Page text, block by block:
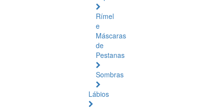
Rímel
e
Máscaras
de
Pestanas
Sombras
Lábios